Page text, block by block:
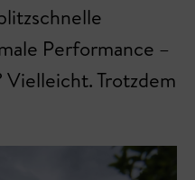
Performance –
Vielleicht. Trotzdem